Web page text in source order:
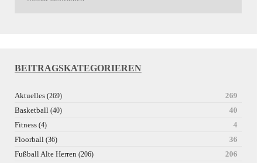
BEITRAGSKATEGORIEREN
Aktuelles (269)
269
Basketball (40)
40
Fitness (4)
4
Floorball (36)
36
Fußball Alte Herren (206)
206